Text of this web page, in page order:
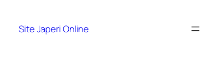
Site Japeri Online